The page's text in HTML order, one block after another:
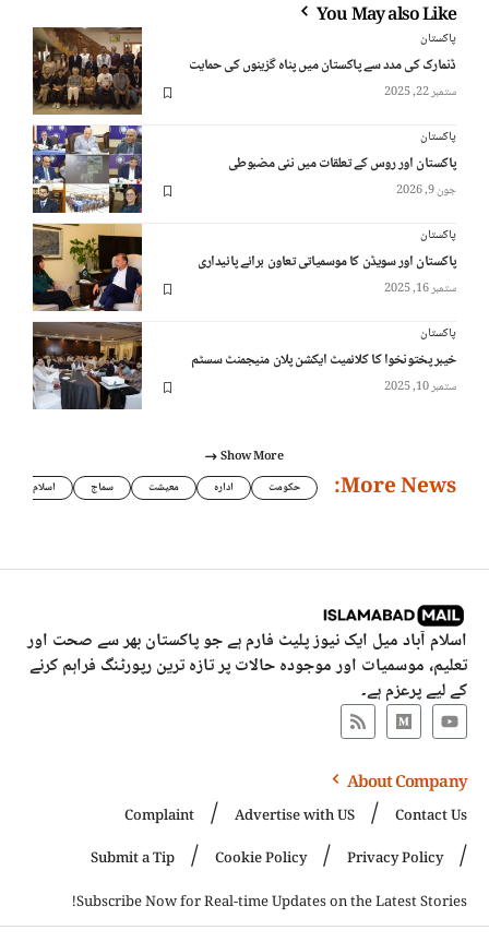
You May also Like
پاکستان
ڈنمارک کی مدد سے پاکستان میں پناہ گزینوں کی حمایت
ستمبر 22, 2025
پاکستان
پاکستان اور روس کے تعلقات میں نئی مضبوطی
جون 9, 2026
پاکستان
پاکستان اور سویڈن کا موسمیاتی تعاون برائے پائیداری
ستمبر 16, 2025
پاکستان
خیبر پختونخوا کا کلائمیٹ ایکشن پلان منیجمنٹ سسٹم
ستمبر 10, 2025
Show More
More News: حکومت ادارہ معیشت سماج اسلام
اسلام آباد میل ایک نیوز پلیٹ فارم ہے جو پاکستان بھر سے صحت اور
تعلیم، موسمیات اور موجودہ حالات پر تازہ ترین رپورٹنگ فراہم کرنے
کے لیے پرعزم ہے۔
About Company
Contact Us
Advertise with US
Complaint
Privacy Policy
Cookie Policy
Submit a Tip
Subscribe Now for Real-time Updates on the Latest Stories!